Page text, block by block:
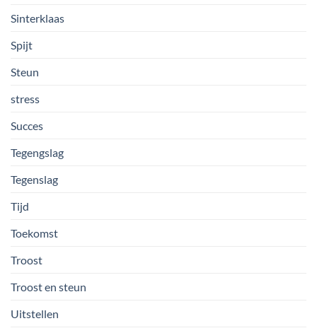
Sinterklaas
Spijt
Steun
stress
Succes
Tegengslag
Tegenslag
Tijd
Toekomst
Troost
Troost en steun
Uitstellen